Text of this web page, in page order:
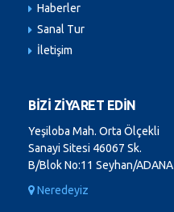
Haberler
Sanal Tur
İletişim
BİZİ ZİYARET EDİN
Yeşiloba Mah. Orta Ölçekli
Sanayi Sitesi 46067 Sk.
B/Blok No:11 Seyhan/ADANA
Neredeyiz